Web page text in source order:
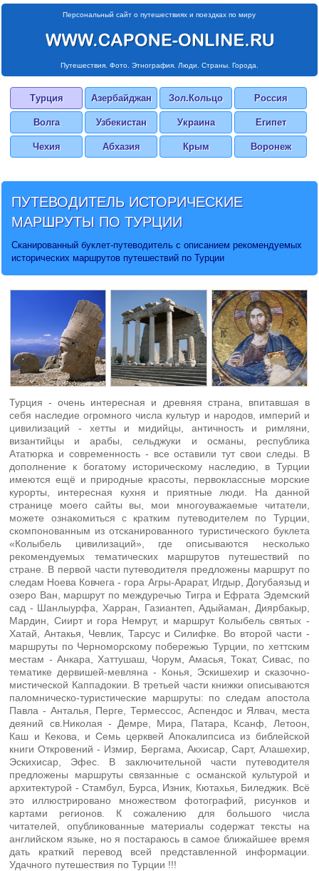
Персональный сайт о путешествиях и поездках по миру
Путешествия. Фото. Этнография. Люди. Страны. Города.
Турция Азербайджан Зол.Кольцо Россия
Волга Узбекистан Украина Египет
Чехия Абхазия Крым Воронеж
ПУТЕВОДИТЕЛЬ ИСТОРИЧЕСКИЕ
МАРШРУТЫ ПО ТУРЦИИ
Сканированный буклет-путеводитель с описанием рекомендуемых
исторических маршрутов путешествий по Турции
Турция - очень интересная и древняя страна, впитавшая в
себя наследие огромного числа культур и народов, империй и
цивилизаций - хетты и мидийцы, античность и римляни,
византийцы и арабы, сельджуки и османы, республика
Ататюрка и современность - все оставили тут свои следы. В
дополнение к богатому историческому наследию, в Турции
имеются ещё и природные красоты, первоклассные морские
курорты, интересная кухня и приятные люди. На данной
странице моего сайты вы, мои многоуважаемые читатели,
можете ознакомиться с кратким путеводителем по Турции,
скомпонованным из отсканированного туристического буклета
«Колыбель цивилизаций», где описываются несколько
рекомендуемых тематических маршрутов путешествий по
стране. В первой части путеводителя предложены маршрут по
следам Ноева Ковчега - гора Агры-Арарат, Игдыр, Догубаязыд и
озеро Ван, маршрут по междуречью Тигра и Ефрата Эдемский
сад - Шанлыурфа, Харран, Газиантеп, Адыйаман, Диярбакыр,
Мардин, Сиирт и гора Немрут, и маршрут Колыбель святых -
Хатай, Антакья, Чевлик, Тарсус и Силифке. Во второй части -
маршруты по Черноморскому побережью Турции, по хеттским
местам - Анкара, Хаттушаш, Чорум, Амасья, Токат, Сивас, по
тематике дервишей-мевляна - Конья, Эскишехир и сказочно-
мистической Каппадокии. В третьей части книжки описываются
паломническо-туристические маршруты: по следам апостола
Павла - Анталья, Перге, Термессос, Аспендос и Ялвач, места
деяний св.Николая - Демре, Мира, Патара, Ксанф, Летоон,
Каш и Кекова, и Семь церквей Апокалипсиса из библейской
книги Откровений - Измир, Бергама, Акхисар, Сарт, Алашехир,
Эскихисар, Эфес. В заключительной части путеводителя
предложены маршруты связанные с османской культурой и
архитектурой - Стамбул, Бурса, Изник, Кютахья, Биледжик. Всё
это иллюстрировано множеством фотографий, рисунков и
картами регионов. К сожалению для большого числа
читателей, опубликованные материалы содержат тексты на
английском языке, но я постараюсь в самое ближайшее время
дать краткий перевод всей представленной информации.
Удачного путешествия по Турции !!!